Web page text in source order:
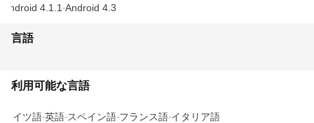
Android 4.1.1 Android 4.3
言語
利用可能な言語
ドイツ語 英語 スペイン語 フランス語 イタリア語